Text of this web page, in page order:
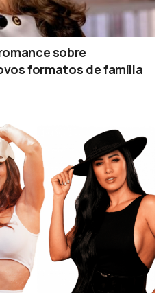
sobre
formatos de família